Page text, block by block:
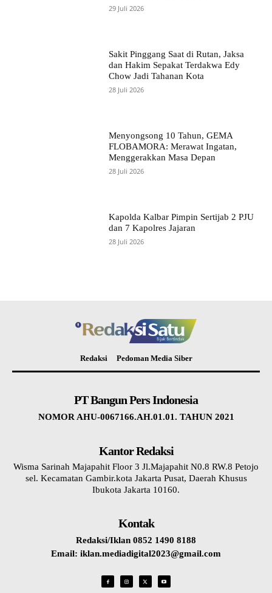
29 Juli 2026
Sakit Pinggang Saat di Rutan, Jaksa
dan Hakim Sepakat Terdakwa Edy
Chow Jadi Tahanan Kota
28 Juli 2026
Menyongsong 10 Tahun, GEMA
FLOBAMORA: Merawat Ingatan,
Menggerakkan Masa Depan
28 Juli 2026
Kapolda Kalbar Pimpin Sertijab 2 PJU
dan 7 Kapolres Jajaran
28 Juli 2026
Redaksi Pedoman Media Siber
PT Bangun Pers Indonesia
NOMOR AHU-0067166.AH.01.01. TAHUN 2021
Kantor Redaksi
Wisma Sarinah Majapahit Floor 3 Jl.Majapahit N0.8 RW.8 Petojo
sel. Kecamatan Gambir.kota Jakarta Pusat, Daerah Khusus
Ibukota Jakarta 10160.
Kontak
Redaksi/Iklan 0852 1490 8188
Email: iklan.mediadigital2023@gmail.com